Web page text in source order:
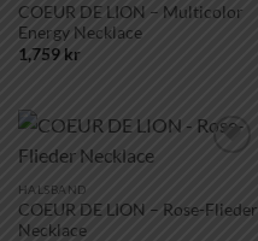
COEUR DE LION – Multicolor
Energy Necklace
1,759 kr
HALSBAND
COEUR DE LION – Rose-Flieder
Necklace